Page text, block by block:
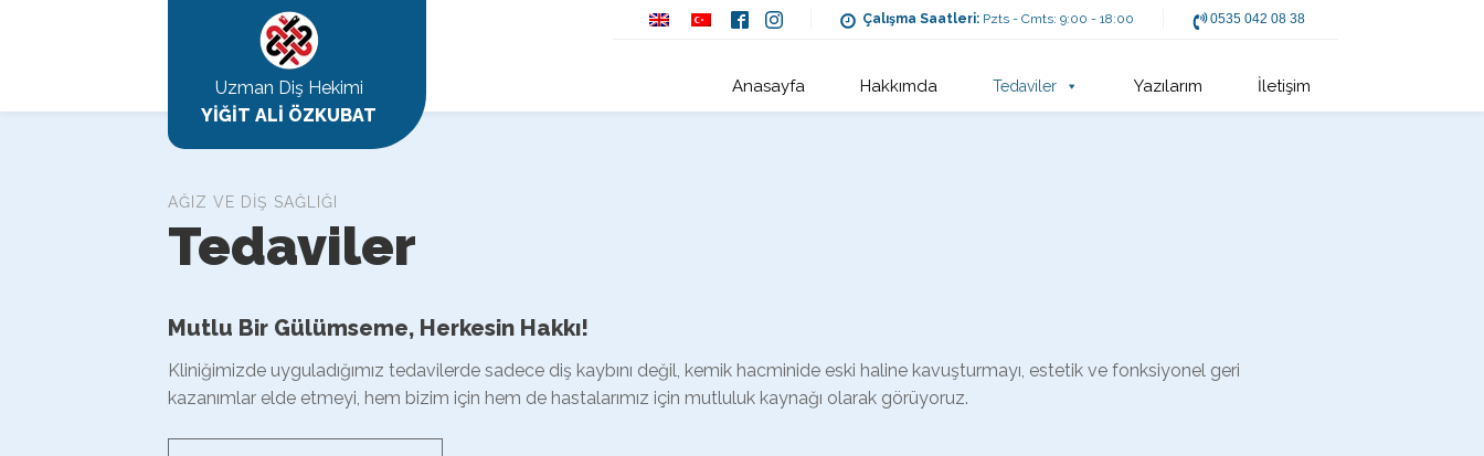
Uzman Diş Hekimi
YİĞİT ALİ ÖZKUBAT
Çalışma Saatleri: Pzts - Cmts: 9:00 - 18:00 0535 042 08 38
Anasayfa Hakkımda Tedaviler Yazılarım İletişim
AĞIZ VE DİŞ SAĞLIĞI
Tedaviler
Mutlu Bir Gülümseme, Herkesin Hakkı!
Kliniğimizde uyguladığımız tedavilerde sadece diş kaybını değil, kemik hacminide eski haline kavuşturmayı, estetik ve fonksiyonel geri
kazanımlar elde etmeyi, hem bizim için hem de hastalarımız için mutluluk kaynağı olarak görüyoruz.